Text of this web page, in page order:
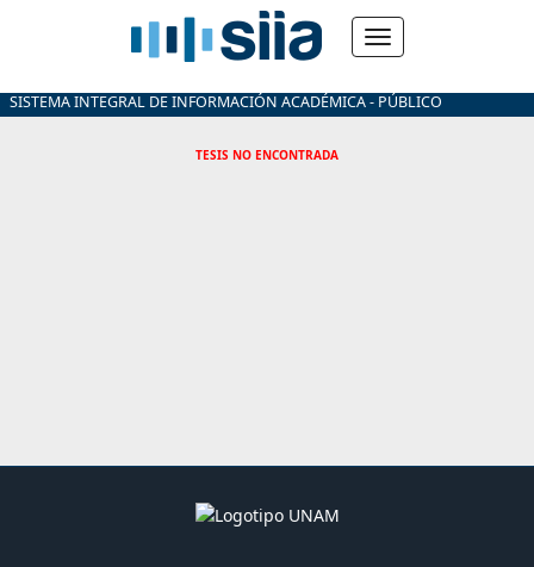
SISTEMA INTEGRAL DE INFORMACIÓN ACADÉMICA - PÚBLICO
TESIS NO ENCONTRADA